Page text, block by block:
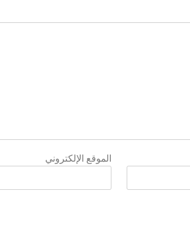
الموقع الإلكتروني